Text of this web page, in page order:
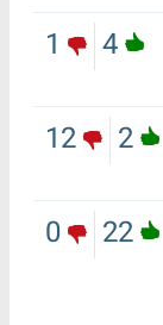
4
1
2
12
22
0